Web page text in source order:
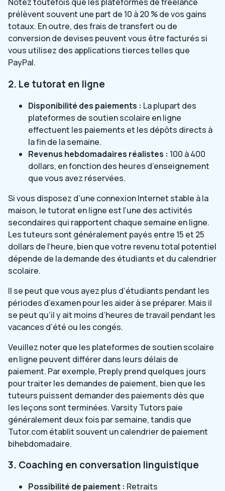
prélèvent souvent une part de 10 à 20 % de vos gains
totaux. En outre, des frais de transfert ou de
conversion de devises peuvent vous être facturés si
vous utilisez des applications tierces telles que
PayPal.
2. Le tutorat en ligne
Disponibilité des paiements : La plupart des
plateformes de soutien scolaire en ligne
effectuent les paiements et les dépôts directs à
la fin de la semaine.
Revenus hebdomadaires réalistes : 100 à 400
dollars, en fonction des heures d’enseignement
que vous avez réservées.
Si vous disposez d’une connexion Internet stable à la
maison, le tutorat en ligne est l’une des activités
secondaires qui rapportent chaque semaine en ligne.
Les tuteurs sont généralement payés entre 15 et 25
dollars de l’heure, bien que votre revenu total potentiel
dépende de la demande des étudiants et du calendrier
scolaire.
Il se peut que vous ayez plus d’étudiants pendant les
périodes d’examen pour les aider à se préparer. Mais il
se peut qu’il y ait moins d’heures de travail pendant les
vacances d’été ou les congés.
Veuillez noter que les plateformes de soutien scolaire
en ligne peuvent différer dans leurs délais de
paiement. Par exemple, Preply prend quelques jours
pour traiter les demandes de paiement, bien que les
tuteurs puissent demander des paiements dès que
les leçons sont terminées. Varsity Tutors paie
généralement deux fois par semaine, tandis que
Tutor.com établit souvent un calendrier de paiement
bihebdomadaire.
3. Coaching en conversation linguistique
Possibilité de paiement : Retraits